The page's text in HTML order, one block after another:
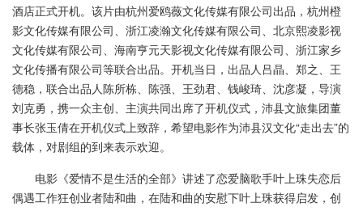
酒店正式开机。该片由杭州爱鸥薇文化传媒有限公司出品，杭州橙
影文化传媒有限公司、浙江凌瀚文化传媒有限公司、北京熙凌影视
文化传媒有限公司、海南亨元天影视文化传媒有限公司、浙江家乡
文化传播有限公司等联合出品。开机当日，出品人吕晶、郑之、王
德稳，联合出品人陈所栋、陈强、王劲君、钱峻琦、沈彦凝，导演
刘克勇，携一众主创、主演共同出席了开机仪式，沛县文旅集团董
事长张玉倩在开机仪式上致辞，希望电影作为沛县汉文化“走出去”的
载体，对剧组的到来表示欢迎。
电影《爱情不是生活的全部》讲述了恋爱脑歌手叶上珠失恋后
偶遇工作狂创业者陆和曲，在陆和曲的安慰下叶上珠获得启发，创